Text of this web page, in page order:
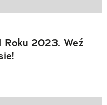
Roku 2023. Weź